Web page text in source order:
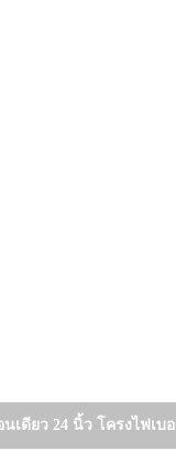
เดียว 24 นิ้ว โครงไฟเบอ